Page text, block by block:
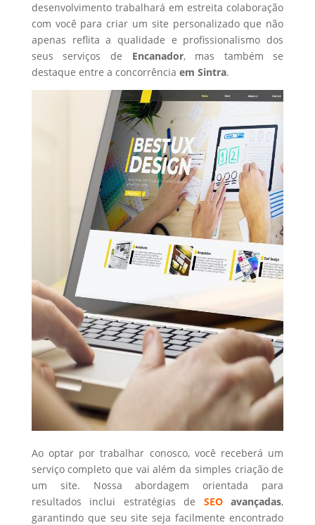
desenvolvimento trabalhará em estreita colaboração
com você para criar um site personalizado que não
apenas reflita a qualidade e profissionalismo dos
seus serviços de Encanador, mas também se
destaque entre a concorrência em Sintra.
Ao optar por trabalhar conosco, você receberá um
serviço completo que vai além da simples criação de
um site. Nossa abordagem orientada para
resultados inclui estratégias de SEOavançadas,
garantindo que seu site seja facilmente encontrado